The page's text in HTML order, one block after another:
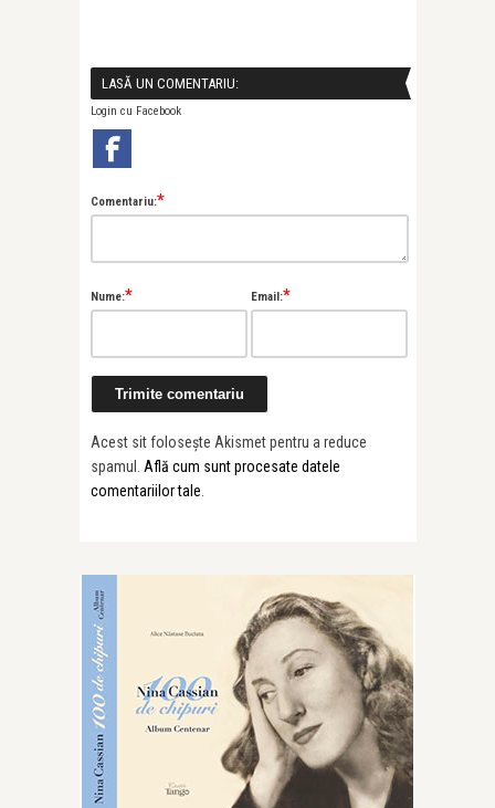
LASĂ UN COMENTARIU:
Login cu Facebook
Comentariu:*
Nume:* Email:*
Acest sit folosește Akismet pentru a reduce
spamul. Află cum sunt procesate datele
comentariilor tale